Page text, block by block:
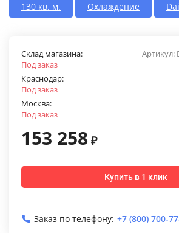
130 кв. м. Охлаждение
Артикул:
Склад магазина:
Под заказ
Краснодар:
Под заказ
Москва:
Под заказ
153 258 ₽
Купить в 1 клик
Заказ по телефону: +7 (800) 700-